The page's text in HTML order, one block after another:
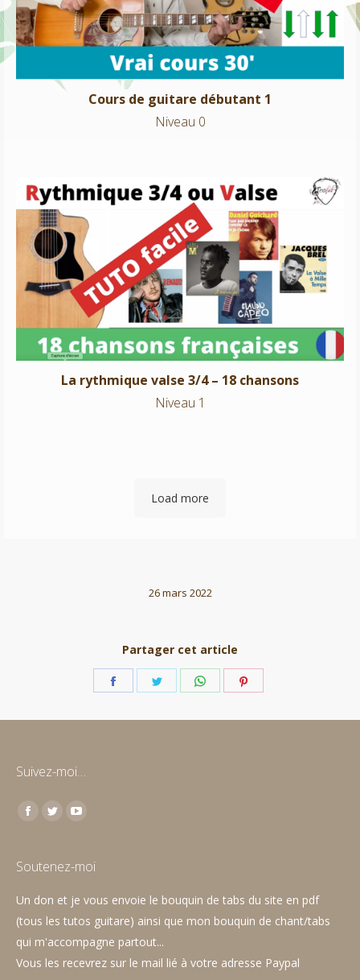
Cours de guitare débutant 1
Niveau 0
La rythmique valse 3/4 – 18 chansons
Niveau 1
La rythmique valse 3/4 – 18 chansons
Niveau 1
Load more
26 mars 2022
Partager cet article
Partager Partager Partager
Suivez-moi…
Trouvez nous sur :
Facebook
opens
new
window
Twitter
opens
new
window
YouTube
opens
new
window
Soutenez-moi
Un don et je vous envoie le bouquin de tabs du site en pdf
(tous les tutos guitare) ainsi que mon bouquin de chant/tabs
qui m'accompagne partout...
Vous les recevrez sur le mail lié à votre adresse Paypal